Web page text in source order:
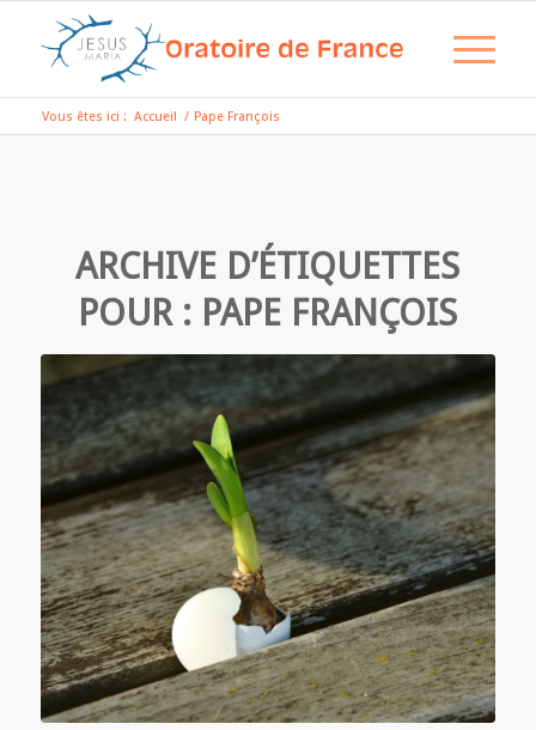
Vous êtes ici : Accueil / Pape François
ARCHIVE D’ÉTIQUETTES
POUR : PAPE FRANÇOIS